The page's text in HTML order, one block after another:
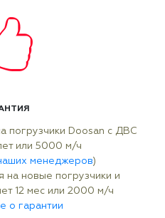
погрузчики Doosan с ДВС
или 5000 м/ч
менеджеров)
на новые погрузчики и
12 мес или 2000 м/ч
о гарантии